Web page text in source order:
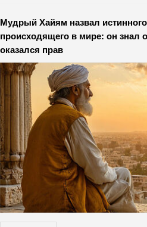
Мудрый Хайям назвал
происходящего в мире: он знал
оказался прав